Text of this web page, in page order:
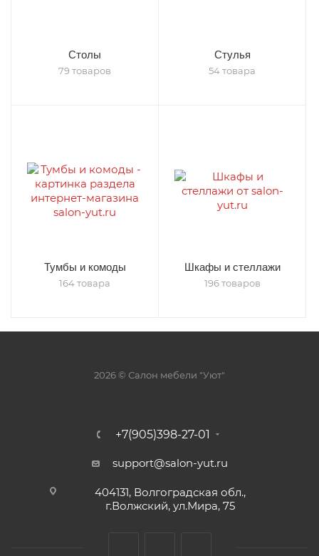
Столы
79 товаров
Стулья
54 товара
Тумбы и комоды
164 товара
Шкафы и стеллажи
196 товаров
2026 © Салон мебели "Уют"
+7(905)398-27-01
support@salon-yut.ru
404131, Волгоградская обл.,
г.Волжский, ул.Мира, 75